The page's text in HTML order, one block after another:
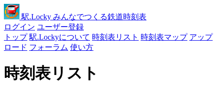
駅.Locky みんなでつくる鉄道時刻表
ログイン ユーザー登録
トップ 駅.Lockyについて 時刻表リスト 時刻表マップ アップ
ロード フォーラム 使い方
時刻表リスト